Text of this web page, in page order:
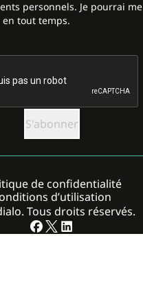
personnels. Je pourrai me
tout temps.
Tous droits réservés.
de confidentialité
d’utilisation